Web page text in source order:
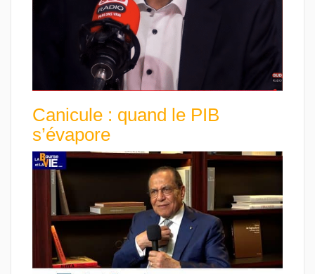
Canicule : quand le PIB
s’évapore